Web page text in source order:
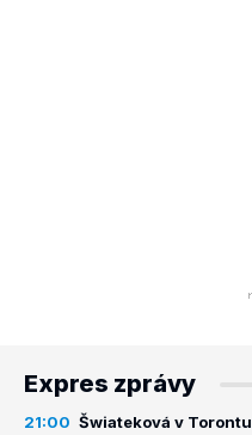
Expres zprávy
21:00 Šwiateková v